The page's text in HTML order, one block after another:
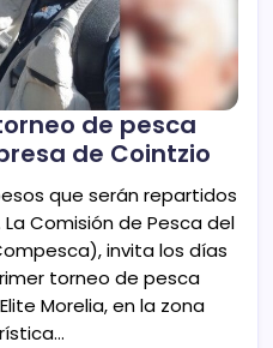
de pesca
de Cointzio
que serán repartidos
Comisión de Pesca del
invita los días
torneo de pesca
Morelia, en la zona